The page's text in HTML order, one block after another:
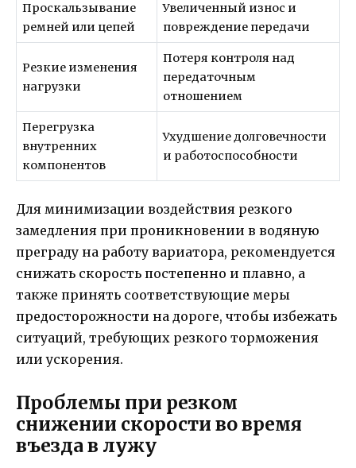
Проскальзывание
ремней или цепей
Увеличенный износ и
повреждение передачи
Резкие изменения
нагрузки
Потеря контроля над
передаточным
отношением
Перегрузка
внутренних
компонентов
Ухудшение долговечности
и работоспособности
Для минимизации воздействия резкого
замедления при проникновении в водяную
преграду на работу вариатора, рекомендуется
снижать скорость постепенно и плавно, а
также принять соответствующие меры
предосторожности на дороге, чтобы избежать
ситуаций, требующих резкого торможения
или ускорения.
Проблемы при резком
снижении скорости во время
въезда в лужу